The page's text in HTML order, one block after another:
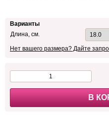
Варианты
Длина, см.
Нет вашего размера? Дайте
В